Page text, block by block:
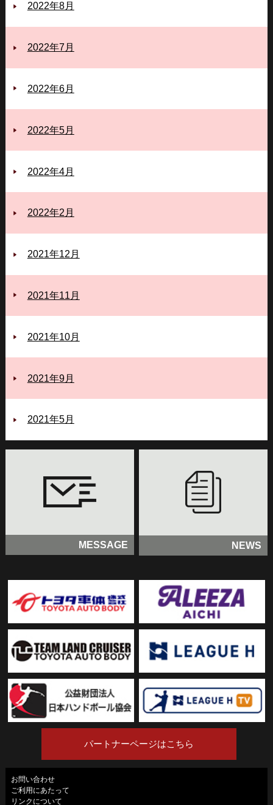
2022年8月
2022年7月
2022年6月
2022年5月
2022年4月
2022年2月
2021年12月
2021年11月
2021年10月
2021年9月
2021年5月
MESSAGE NEWS
パートナーページはこちら
お問い合わせ
ご利用にあたって
リンクについて